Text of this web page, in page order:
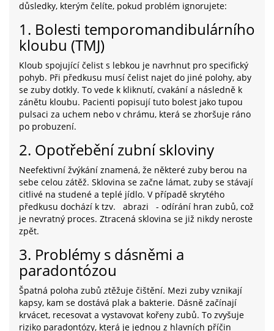
důsledky, kterým čelíte, pokud problém ignorujete:
1. Bolesti temporomandibulárního
kloubu (TMJ)
Kloub spojující čelist s lebkou je navrhnut pro specifický
pohyb. Při předkusu musí čelist najet do jiné polohy, aby
se zuby dotkly. To vede k kliknutí, cvakání a následně k
zánětu kloubu. Pacienti popisují tuto bolest jako tupou
pulsaci za uchem nebo v chrámu, která se zhoršuje ráno
po probuzení.
2. Opotřebění zubní skloviny
Neefektivní žvýkání znamená, že některé zuby berou na
sebe celou zátěž. Sklovina se začne lámat, zuby se stávají
citlivé na studené a teplé jídlo. V případě skrytého
předkusu dochází k tzv.
abrazi
- odírání hran zubů, což
je nevratný proces. Ztracená sklovina se již nikdy neroste
zpět.
3. Problémy s dásněmi a
paradontózou
Špatná poloha zubů ztěžuje čištění. Mezi zuby vznikají
kapsy, kam se dostává plak a bakterie. Dásně začínají
krvácet, recesovat a vystavovat kořeny zubů. To zvyšuje
riziko paradontózy, která je jednou z hlavních příčin